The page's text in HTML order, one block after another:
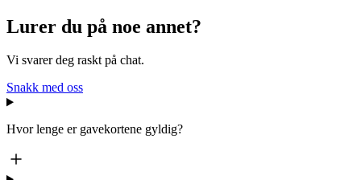
Lurer du på noe annet?
Vi svarer deg raskt på chat.
Snakk med oss
Hvor lenge er gavekortene gyldig?